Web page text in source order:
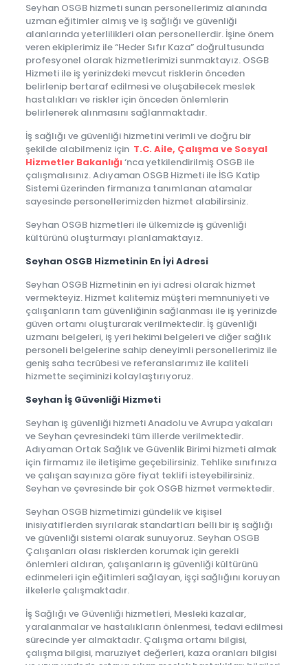
Seyhan OSGB hizmeti sunan personellerimiz alanında
uzman eğitimler almış ve iş sağlığı ve güvenliği
alanlarında yeterlilikleri olan personellerdir. İşine önem
veren ekiplerimiz ile “Heder Sıfır Kaza” doğrultusunda
profesyonel olarak hizmetlerimizi sunmaktayız. OSGB
Hizmeti ile iş yerinizdeki mevcut risklerin önceden
belirlenip bertaraf edilmesi ve oluşabilecek meslek
hastalıkları ve riskler için önceden önlemlerin
belirlenerek alınmasını sağlanmaktadır.
İş sağlığı ve güvenliği hizmetini verimli ve doğru bir
şekilde alabilmeniz için T.C. Aile, Çalışma ve Sosyal
Hizmetler Bakanlığı‘nca yetkilendirilmiş OSGB ile
çalışmalısınız. Adıyaman OSGB Hizmeti ile İSG Katip
Sistemi üzerinden firmanıza tanımlanan atamalar
sayesinde personellerimizden hizmet alabilirsiniz.
Seyhan OSGB hizmetleri ile ülkemizde iş güvenliği
kültürünü oluşturmayı planlamaktayız.
Seyhan OSGB Hizmetinin En İyi Adresi
Seyhan OSGB Hizmetinin en iyi adresi olarak hizmet
vermekteyiz. Hizmet kalitemiz müşteri memnuniyeti ve
çalışanların tam güvenliğinin sağlanması ile iş yerinizde
güven ortamı oluşturarak verilmektedir. İş güvenliği
uzmanı belgeleri, iş yeri hekimi belgeleri ve diğer sağlık
personeli belgelerine sahip deneyimli personellerimiz ile
geniş saha tecrübesi ve referanslarımız ile kaliteli
hizmette seçiminizi kolaylaştırıyoruz.
Seyhan İş Güvenliği Hizmeti
Seyhan iş güvenliği hizmeti Anadolu ve Avrupa yakaları
ve Seyhan çevresindeki tüm illerde verilmektedir.
Adıyaman Ortak Sağlık ve Güvenlik Birimi hizmeti almak
için firmamız ile iletişime geçebilirsiniz. Tehlike sınıfınıza
ve çalışan sayınıza göre fiyat teklifi isteyebilirsiniz.
Seyhan ve çevresinde bir çok OSGB hizmet vermektedir.
Seyhan OSGB hizmetimizi gündelik ve kişisel
inisiyatiflerden sıyrılarak standartları belli bir iş sağlığı
ve güvenliği sistemi olarak sunuyoruz. Seyhan OSGB
Çalışanları olası risklerden korumak için gerekli
önlemleri aldıran, çalışanların iş güvenliği kültürünü
edinmeleri için eğitimleri sağlayan, işçi sağlığını koruyan
ilkelerle çalışmaktadır.
İş Sağlığı ve Güvenliği hizmetleri, Mesleki kazalar,
yaralanmalar ve hastalıkların önlenmesi, tedavi edilmesi
sürecinde yer almaktadır. Çalışma ortamı bilgisi,
çalışma bilgisi, maruziyet değerleri, kaza oranları bilgisi